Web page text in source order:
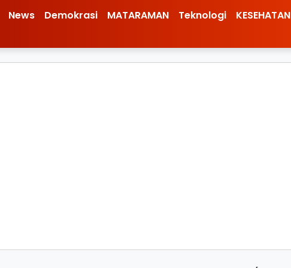
News Demokrasi MATARAMAN Teknologi KESEHATAN